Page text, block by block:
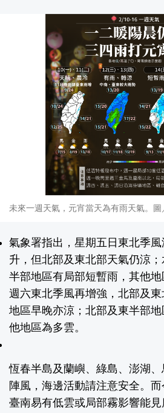
未來一週天氣，元宵當天為有雨天氣。
氣象署指出，星期五日東北季
升，但北部及東北部天氣仍涼
半部地區有局部短暫雨，其他地
週六東北季風再增強，北部及
地區早晚亦涼；北部及東半部
他地區為多雲。
恆春半島及蘭嶼、綠島、澎湖
陣風，海邊活動請注意安全。
臺南易有低雲或局部霧影響能